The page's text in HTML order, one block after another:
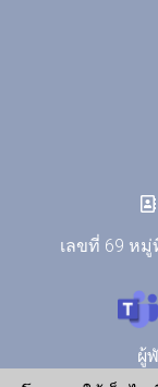
เลขที่ 69 ห
ผู้
การเชื่อมต่ออิน